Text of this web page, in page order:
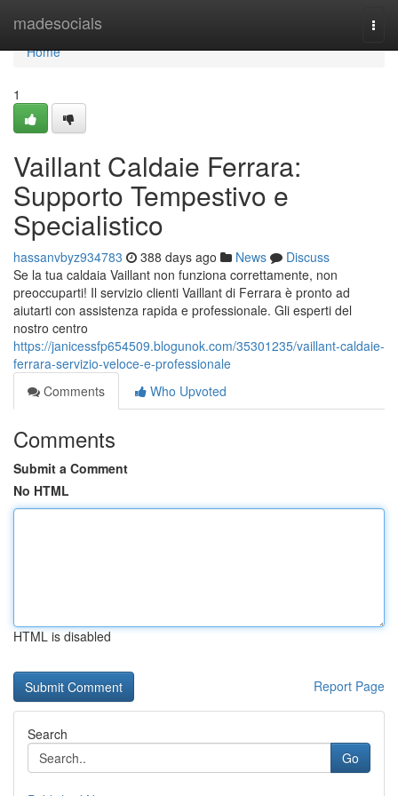
madesocials
Home
Home
1
Vaillant Caldaie Ferrara:
Supporto Tempestivo e
Specialistico
hassanvbyz934783 388 days ago News
Discuss
Se la tua caldaia Vaillant non funziona correttamente, non
preoccuparti! Il servizio clienti Vaillant di Ferrara è pronto ad
aiutarti con assistenza rapida e professionale. Gli esperti del
nostro centro
https://janicessfp654509.blogunok.com/35301235/vaillant-caldaie-
ferrara-servizio-veloce-e-professionale
Comments
Who Upvoted
Comments
Submit a Comment
No HTML
HTML is disabled
Report Page
Search
Go